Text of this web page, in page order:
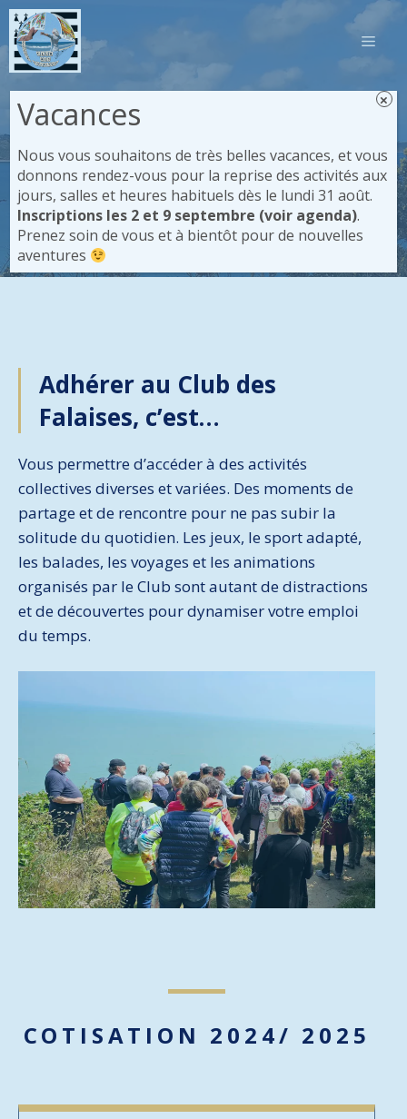
Aller
au
contenu
Tarifs
Accueil/L’association/Tarifs
Adhérer au Club des
Falaises, c’est…
Vous permettre d’accéder à des activités
collectives diverses et variées. Des moments de
partage et de rencontre pour ne pas subir la
solitude du quotidien. Les jeux, le sport adapté,
les balades, les voyages et les animations
organisés par le Club sont autant de distractions
et de découvertes pour dynamiser votre emploi
du temps.
COTISATION 2024/ 2025
Vacances
Nous vous souhaitons de très belles vacances, et vous
donnons rendez-vous pour la reprise des activités aux
jours, salles et heures habituels dès le lundi 31 août.
Inscriptions les 2 et 9 septembre (voir agenda).
Prenez soin de vous et à bientôt pour de nouvelles
aventures
×